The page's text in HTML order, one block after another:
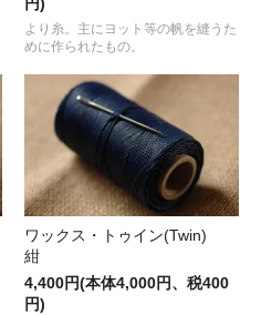
円)
より糸。主にヨット等の帆を縫うた
めに作られたもの。
ワックス・トゥイン(Twin)
紺
4,400円(本体4,000円、税400
円)